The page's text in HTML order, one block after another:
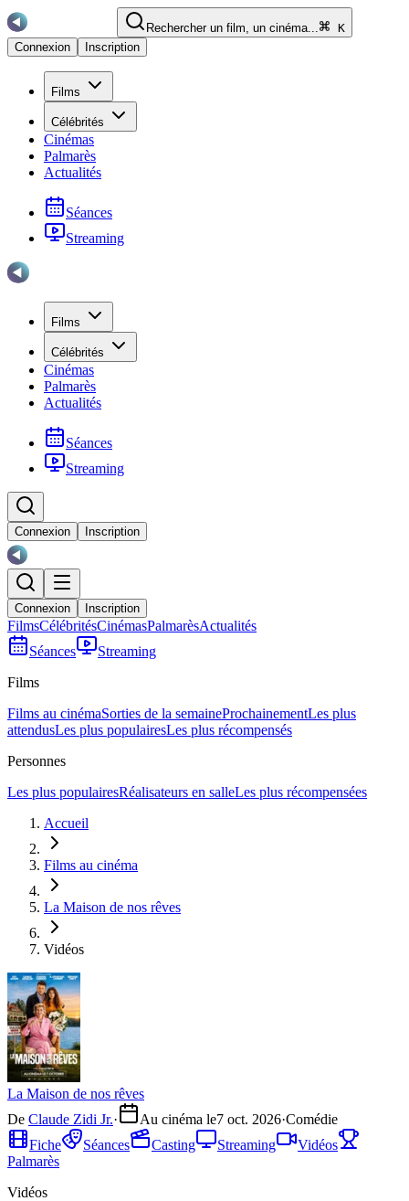
Rechercher un film, un cinéma...
K
Connexion
Inscription
Films
Célébrités
Cinémas
Palmarès
Actualités
Séances
Streaming
Films
Célébrités
Cinémas
Palmarès
Actualités
Séances
Streaming
Connexion Inscription
Connexion Inscription
FilmsCélébritésCinémasPalmarèsActualités
Séances
Streaming
Films
Films au cinémaSorties de la semaineProchainementLes plus
attendusLes plus populairesLes plus récompensés
Personnes
Les plus populairesRéalisateurs en salleLes plus récompensées
Accueil
Films au cinéma
La Maison de nos rêves
Vidéos
La Maison de nos rêves
De Claude Zidi Jr.· Au cinéma le7 oct. 2026·Comédie
Fiche
Séances Casting Streaming
Vidéos
Palmarès
Vidéos